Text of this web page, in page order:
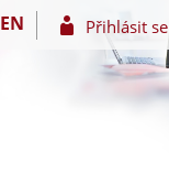
EN Přihlásit se